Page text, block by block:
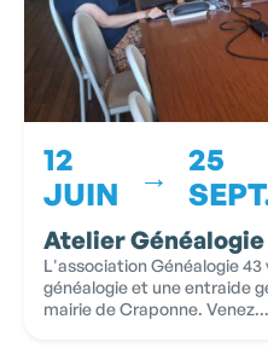
12
JUIN
→
25
Atelier Généalogie
L'association Généalogie
généalogie et une entraide
mairie de Craponne. Venez...